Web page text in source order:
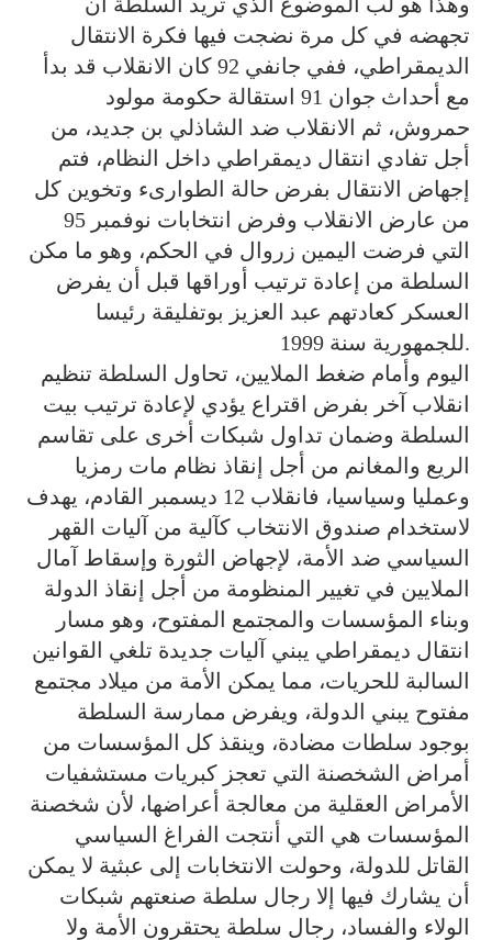
تجهضه في كل مرة نضجت فيها فكرة الانتقال
الديمقراطي، ففي جانفي 92 كان الانقلاب قد بدأ
مع أحداث جوان 91 استقالة حكومة مولود
حمروش، ثم الانقلاب ضد الشاذلي بن جديد، من
أجل تفادي انتقال ديمقراطي داخل النظام، فتم
إجهاض الانتقال بفرض حالة الطوارىء وتخوين كل
من عارض الانقلاب وفرض انتخابات نوفمبر 95
التي فرضت اليمين زروال في الحكم، وهو ما مكن
السلطة من إعادة ترتيب أوراقها قبل أن يفرض
العسكر كعادتهم عبد العزيز بوتفليقة رئيسا
للجمهورية سنة 1999.
اليوم وأمام ضغط الملايين، تحاول السلطة تنظيم
انقلاب آخر بفرض اقتراع يؤدي لإعادة ترتيب بيت
السلطة وضمان تداول شبكات أخرى على تقاسم
الريع والمغانم من أجل إنقاذ نظام مات رمزيا
وعمليا وسياسيا، فانقلاب 12 ديسمبر القادم، يهدف
لاستخدام صندوق الانتخاب كآلية من آليات القهر
السياسي ضد الأمة، لإجهاض الثورة وإسقاط آمال
الملايين في تغيير المنظومة من أجل إنقاذ الدولة
وبناء المؤسسات والمجتمع المفتوح، وهو مسار
انتقال ديمقراطي يبني آليات جديدة تلغي القوانين
السالبة للحريات، مما يمكن الأمة من ميلاد مجتمع
مفتوح يبني الدولة، ويفرض ممارسة السلطة
بوجود سلطات مضادة، وينقذ كل المؤسسات من
أمراض الشخصنة التي تعجز كبريات مستشفيات
الأمراض العقلية من معالجة أعراضها، لأن شخصنة
المؤسسات هي التي أنتجت الفراغ السياسي
القاتل للدولة، وحولت الانتخابات إلى عبثية لا يمكن
أن يشارك فيها إلا رجال سلطة صنعتهم شبكات
الولاء والفساد، رجال سلطة يحتقرون الأمة ولا